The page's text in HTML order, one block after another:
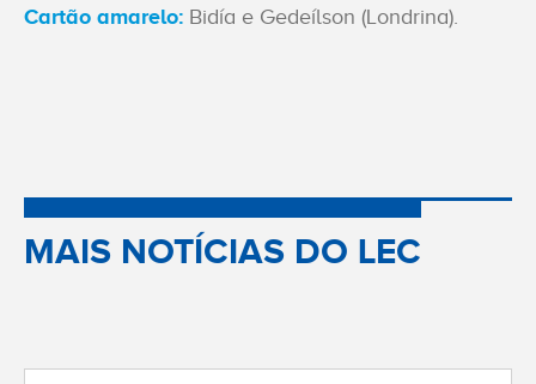
Cartão amarelo: Bidía e Gedeílson (Londrina).
MAIS NOTÍCIAS DO LEC